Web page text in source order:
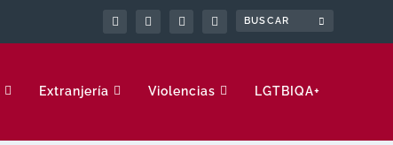
Extranjería Violencias LGTBIQA+